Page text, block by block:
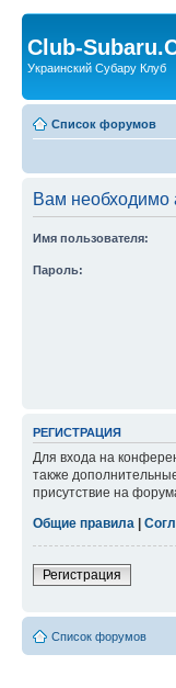
Club-
Украинский Субару Клуб
Список форумов
Вам необходимо
Имя пользователя:
Пароль:
РЕГИСТРАЦИЯ
Для входа на
также
присутствие на
Общие правила
Регистрация
Список форумов